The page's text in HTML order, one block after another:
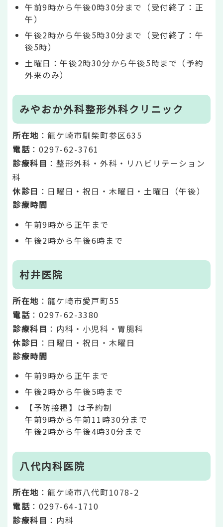
午前9時から午後0時30分まで（受付終了：正
午）
午後2時から午後5時30分まで（受付終了：午
後5時）
土曜日：午後2時30分から午後5時まで（予約
外来のみ）
みやおか外科整形外科クリニック
所在地 ：龍ケ崎市馴柴町参区635
電話 ：0297-62-3761
診療科目 ：整形外科・外科・リハビリテーション
科
休診日 ：日曜日・祝日・木曜日・土曜日（午後）
診療時間
午前9時から正午まで
午後2時から午後6時まで
村井医院
所在地 ：龍ケ崎市愛戸町55
電話 ：0297-62-3380
診療科目 ：内科・小児科・胃腸科
休診日 ：日曜日・祝日・木曜日
診療時間
午前9時から正午まで
午後2時から午後5時まで
【予防接種】は予約制
午前9時から午前11時30分まで
午後2時から午後4時30分まで
八代内科医院
所在地 ：龍ケ崎市八代町1078-2
電話 ：0297-64-1710
診療科目 ：内科